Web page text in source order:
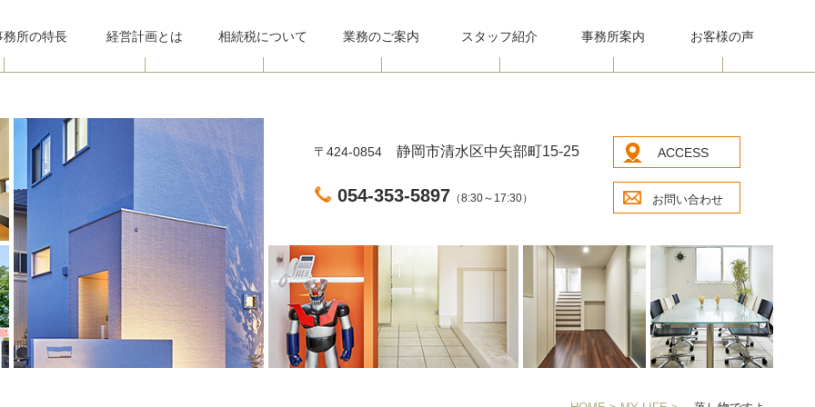
務所の特長 経営計画とは 相続税について 業務のご案内 スタッフ紹介 事務所案内 お客様の声
〒424-0854 静岡市清水区中矢部町15-25 ACCESS
054-353-5897 （8:30～17:30） お問い合わせ